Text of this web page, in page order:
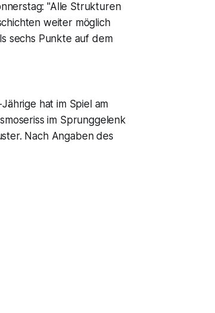
"Alle Strukturen
weiter möglich
sechs Punkte auf dem
hat im Spiel am
im Sprunggelenk
Nach Angaben des